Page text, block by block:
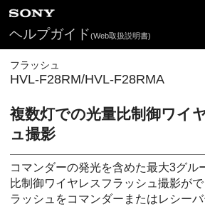
ヘルプガイド(Web取扱説明書)
フラッシュ
HVL-F28RM/HVL-F28RMA
複数灯での光量比制御ワイ
ュ撮影
コマンダーの発光を含めた最大3グル
比制御ワイヤレスフラッシュ撮影が
ラッシュをコマンダーまたはレシー